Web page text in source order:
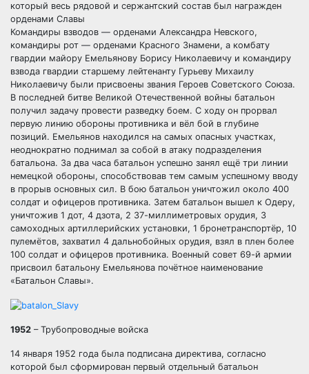
который весь рядовой и сержантский состав был награжден
орденами Славы
Командиры взводов — орденами Александра Невского,
командиры рот — орденами Красного Знамени, а комбату
гвардии майору Емельянову Борису Николаевичу и командиру
взвода гвардии старшему лейтенанту Гурьеву Михаилу
Николаевичу были присвоены звания Героев Советского Союза.
В последней битве Великой Отечественной войны батальон
получил задачу провести разведку боем. С ходу он прорвал
первую линию обороны противника и вёл бой в глубине
позиций. Емельянов находился на самых опасных участках,
неоднократно поднимал за собой в атаку подразделения
батальона. За два часа батальон успешно занял ещё три линии
немецкой обороны, способствовав тем самым успешному вводу
в прорыв основных сил. В бою батальон уничтожил около 400
солдат и офицеров противника. Затем батальон вышел к Одеру,
уничтожив 1 дот, 4 дзота, 2 37-миллиметровых орудия, 3
самоходных артиллерийских установки, 1 бронетранспортёр, 10
пулемётов, захватил 4 дальнобойных орудия, взял в плен более
100 солдат и офицеров противника. Военный совет 69-й армии
присвоил батальону Емельянова почётное наименование
«Батальон Славы».
1952 – Трубопроводные войска
14 января 1952 года была подписана директива, согласно
которой был сформирован первый отдельный батальон